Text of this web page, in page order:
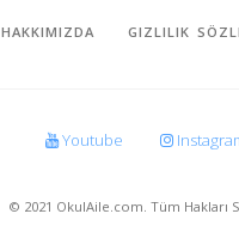
HAKKIMIZDA GIZLILIK
Youtube
© 2021 OkulAile.com. Tüm Hakları